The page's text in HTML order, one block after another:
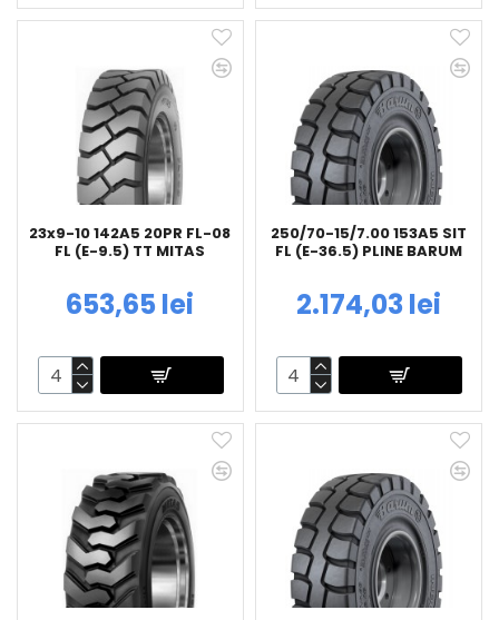
23x9-10 142A5 20PR FL-08
FL (E-9.5) TT MITAS
653,65 lei
250/70-15/7.00 153A5 SIT
FL (E-36.5) PLINE BARUM
2.174,03 lei